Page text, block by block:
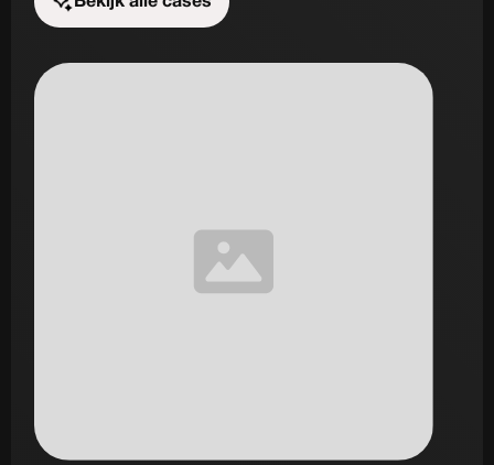
Start de uitdaging